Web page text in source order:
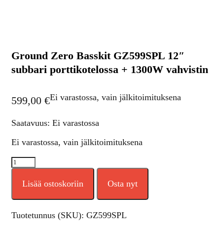
Ground Zero Basskit GZ599SPL 12″
subbari porttikotelossa + 1300W vahvistin
599,00 €Ei varastossa, vain jälkitoimituksena
Saatavuus: Ei varastossa
Ei varastossa, vain jälkitoimituksena
Lisää ostoskoriin Osta nyt
Tuotetunnus (SKU): GZ599SPL